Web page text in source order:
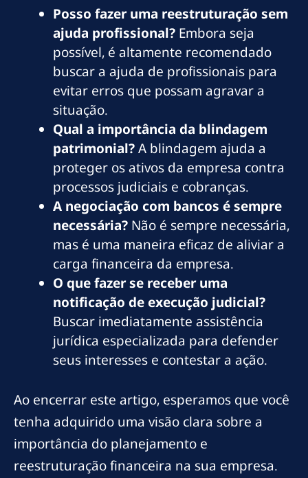
Posso fazer uma reestruturação sem
ajuda profissional? Embora seja
possível, é altamente recomendado
buscar a ajuda de profissionais para
evitar erros que possam agravar a
situação.
Qual a importância da blindagem
patrimonial?A blindagem ajuda a
proteger os ativos da empresa contra
processos judiciais e cobranças.
A negociação com bancos é sempre
necessária? Não é sempre necessária,
mas é uma maneira eficaz de aliviar a
carga financeira da empresa.
O que fazer se receber uma
notificação de execução judicial?
Buscar imediatamente assistência
jurídica especializada para defender
seus interesses e contestar a ação.
Ao encerrar este artigo, esperamos que você
tenha adquirido uma visão clara sobre a
importância do planejamento e
reestruturação financeira na sua empresa.